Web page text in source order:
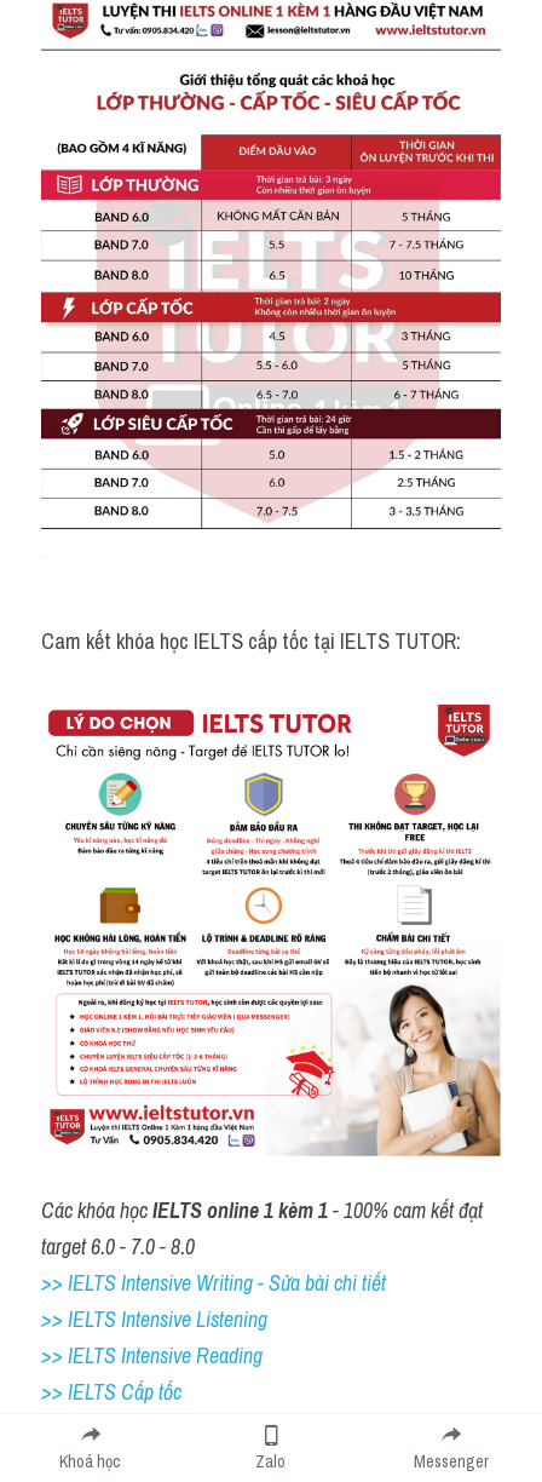
Cam kết khóa học IELTS cấp tốc tại IELTS TUTOR:
Các khóa học IELTS online 1 kèm 1 - 100% cam kết đạt
target 6.0 - 7.0 - 8.0
>> IELTS Intensive Writing - Sửa bài chi tiết
>> IELTS Intensive Listening
>> IELTS Intensive Reading
>> IELTS Cấp tốc
Khoá học Zalo Messenger